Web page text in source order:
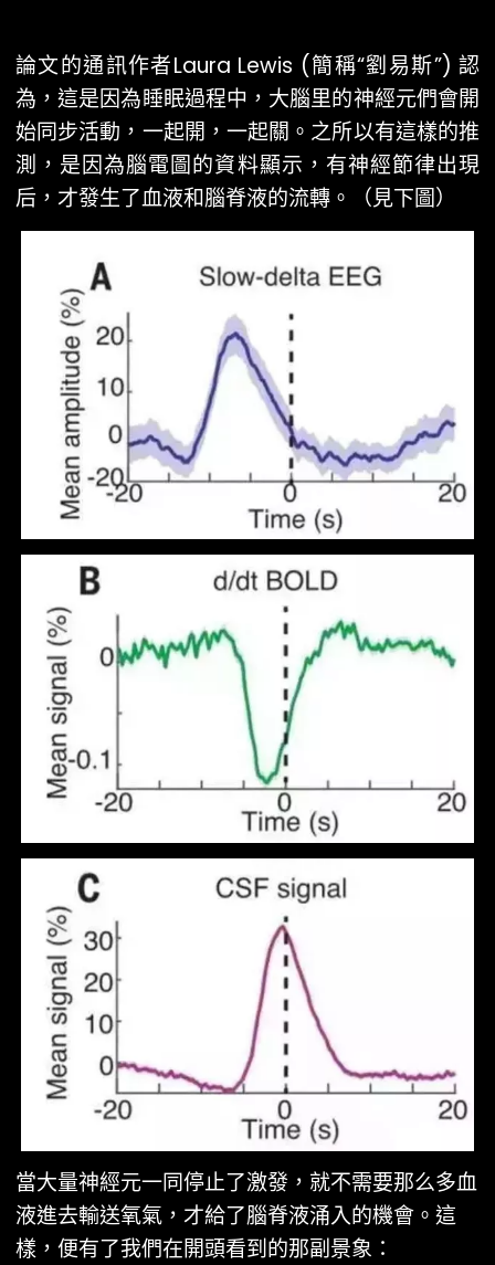
論文的通訊作者Laura Lewis (簡稱“劉易斯”) 認
為，這是因為睡眠過程中，大腦里的神經元們會開
始同步活動，一起開，一起關。之所以有這樣的推
測，是因為腦電圖的資料顯示，有神經節律出現
后，才發生了血液和腦脊液的流轉。（見下圖）
當大量神經元一同停止了激發，就不需要那么多血
液進去輸送氧氣，才給了腦脊液涌入的機會。這
樣，便有了我們在開頭看到的那副景象：